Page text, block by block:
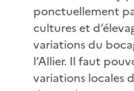
ponctuellement
cultures et
variations du
l’Allier. Il faut
variations locales